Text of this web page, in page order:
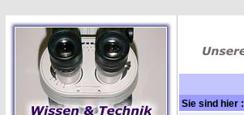
Sie sind hier :